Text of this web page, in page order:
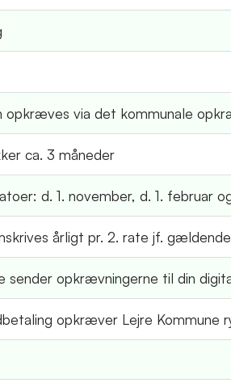
opkræves via det kommunale
ca. 3 måneder
d. 1. november, d. 1. februar
årligt pr. 2. rate jf.
sender opkrævningerne til din
opkræver Lejre Kommune